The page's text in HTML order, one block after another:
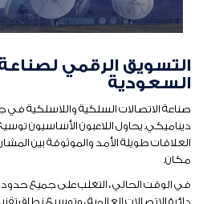
التسويق الرقمي
السعودية
صناعة الاتصالات السلكية واللاسلكية في
ديناميكي. يحاول اللاعبون الأساسيون
العلاقات طويلة الأمد والموثوقة بين
مكان.
في الوقت الحالي ، التغلب على جميع